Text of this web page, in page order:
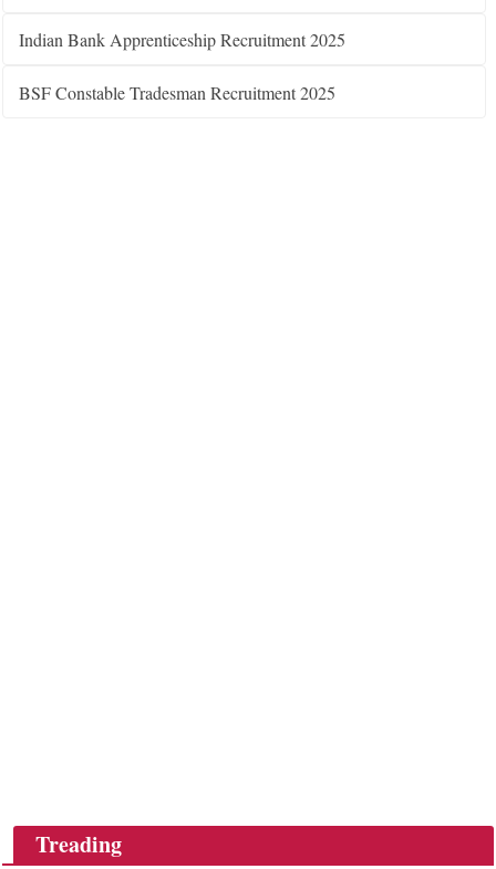
Indian Bank Apprenticeship Recruitment 2025
BSF Constable Tradesman Recruitment 2025
Treading